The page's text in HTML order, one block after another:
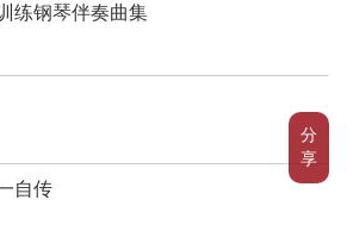
分
享
练钢琴伴奏曲集
自传